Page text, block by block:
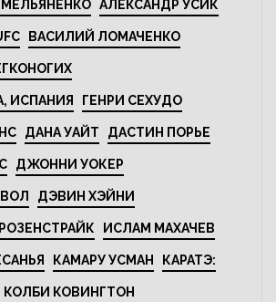
АЛЕКСАНДР УСИК
ВАСИЛИЙ ЛОМАЧЕНКО
ИСПАНИЯ ГЕНРИ СЕХУДО
ДАНА УАЙТ ДАСТИН ПОРЬЕ
ДЖОННИ УОКЕР
ДЭВИН ХЭЙНИ
ИСЛАМ МАХАЧЕВ
КАМАРУ УСМАН КАРАТЭ:
КОЛБИ КОВИНГТОН